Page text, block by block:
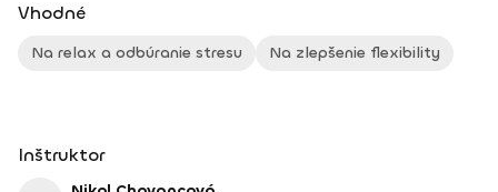
Vhodné
Na relax a odbúranie stresu Na zlepšenie flexibility
Inštruktor